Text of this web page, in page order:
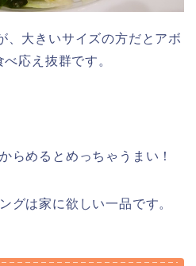
、大きいサイズの方だとアボ
応え抜群です。
らめるとめっちゃうまい！
グは家に欲しい一品です。